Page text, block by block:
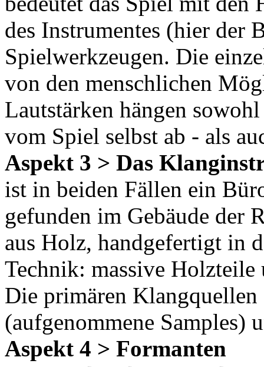
des Instrumentes (hier der
Spielwerkzeugen. Die
von den menschlichen
Lautstärken hängen
vom Spiel selbst ab - als
Aspekt 3 > Das
ist in beiden Fällen ein
gefunden im Gebäude der
aus Holz, handgefertigt in
Technik: massive
Die primären
(aufgenommene Samples)
Aspekt 4 > Formanten